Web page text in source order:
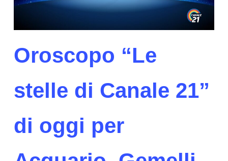
Oroscopo “Le
stelle di Canale 21”
di oggi per